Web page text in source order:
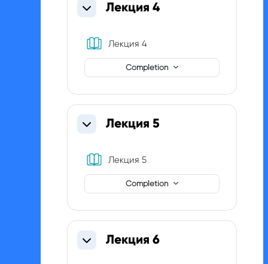
CollapseЛекция 4
Лекция 4Book
Completion
CollapseЛекция 5
Лекция 5Book
Completion
CollapseЛекция 6